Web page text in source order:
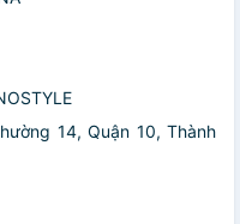
14, Quận 10, Thành